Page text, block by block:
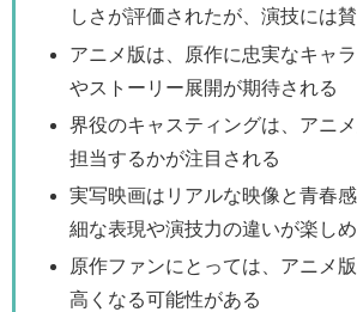
しさが評価されたが、演技には
アニメ版は、原作に忠実なキャ
やストーリー展開が期待される
界役のキャスティングは、アニ
担当するかが注目される
実写映画はリアルな映像と青春
細な表現や演技力の違いが楽し
原作ファンにとっては、アニメ
高くなる可能性がある